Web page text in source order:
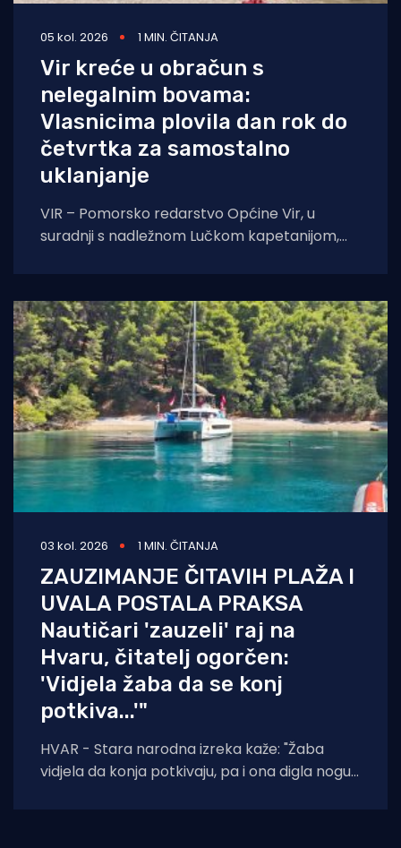
05 kol. 2026 1 MIN. ČITANJA
Vir kreće u obračun s
nelegalnim bovama:
Vlasnicima plovila dan rok do
četvrtka za samostalno
uklanjanje
VIR – Pomorsko redarstvo Općine Vir, u
suradnji s nadležnom Lučkom kapetanijom,
03 kol. 2026 1 MIN. ČITANJA
ZAUZIMANJE ČITAVIH PLAŽA I
UVALA POSTALA PRAKSA
Nautičari 'zauzeli' raj na
Hvaru, čitatelj ogorčen:
'Vidjela žaba da se konj
potkiva...'"
HVAR - Stara narodna izreka kaže: "Žaba
vidjela da konja potkivaju, pa i ona digla nogu."